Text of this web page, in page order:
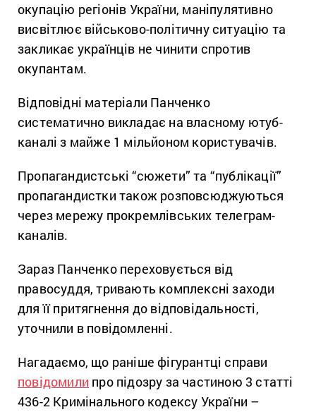
окупацію регіонів України, маніпулятивно
висвітлює військово-політичну ситуацію та
закликає українців не чинити спротив
окупантам.
Відповідні матеріали Панченко
систематично викладає на власному ютуб-
каналі з майже 1 мільйоном користувачів.
Пропагандистські “сюжети” та “публікації”
пропагандистки також розповсюджуються
через мережу прокремлівських телеграм-
каналів.
Зараз Панченко переховується від
правосуддя, тривають комплексні заходи
для її притягнення до відповідальності,
уточнили в повідомленні.
Нагадаємо, що раніше фігурантці справи
повідомили про підозру за частиною 3 статті
436-2 Кримінального кодексу України –